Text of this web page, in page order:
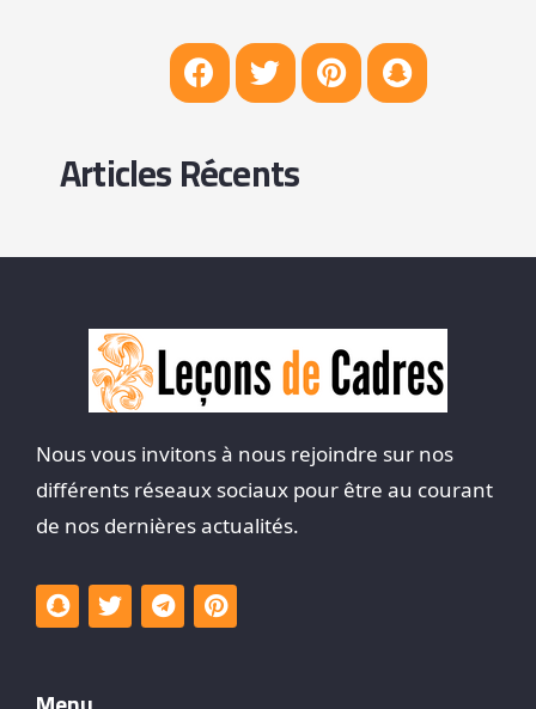
Articles Récents
Nous vous invitons à nous rejoindre sur nos
différents réseaux sociaux pour être au courant
de nos dernières actualités.